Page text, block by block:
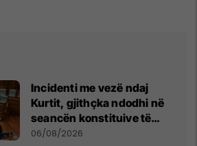
Incidenti me vezë ndaj
Kurtit, gjithçka ndodhi në
seancën konstituive të
Kuvendit
06/08/2026